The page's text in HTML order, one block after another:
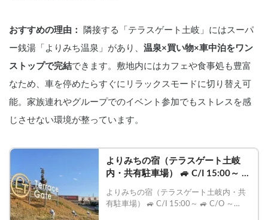
おすすめの理由：
隣接する「テラスゲート土岐」にはスーパ
ー銭湯「よりみち温泉」があり、 温泉×買い物×車中泊をワン
ストップで完結できます。敷地内にはカフェや食事処も豊富
なため、車を停めたらすぐにリラックスモードに切り替え可
能。家族連れやグループでのイベント参加でもストレスを感
じさせない環境が整っています。
よりみちの宿（テラスゲート土岐
内・共有駐車場） 🚙 C/I 15:00～ 🚙
ヶ丘｜キャンプ場・車中泊スポット
よりみちの宿（テラスゲート土岐内・共
有駐車場） 🚙 C/I 15:00～ 🚙 C/O ～